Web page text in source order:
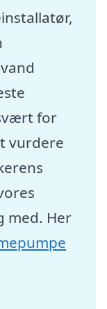
for
vurdere
med. Her